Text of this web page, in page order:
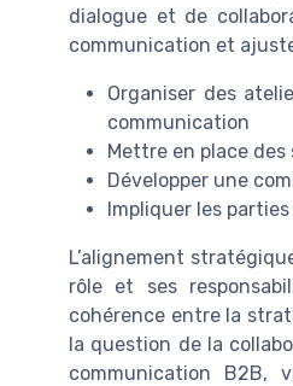
dialogue et de
communication et
Organiser des
communication
Mettre en place
Développer une
Impliquer les
L’alignement
rôle et ses
cohérence entre la
la question de la
communication B2B,